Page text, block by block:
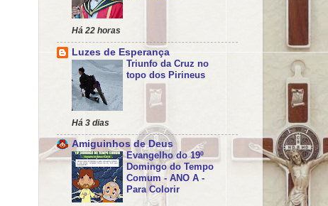
Há 22 horas
Luzes de Esperança
Triunfo da Cruz no
topo dos Pirineus
Há 3 dias
Amiguinhos de Deus
Evangelho do 19º
Domingo do Tempo
Comum - ANO A -
Para Colorir